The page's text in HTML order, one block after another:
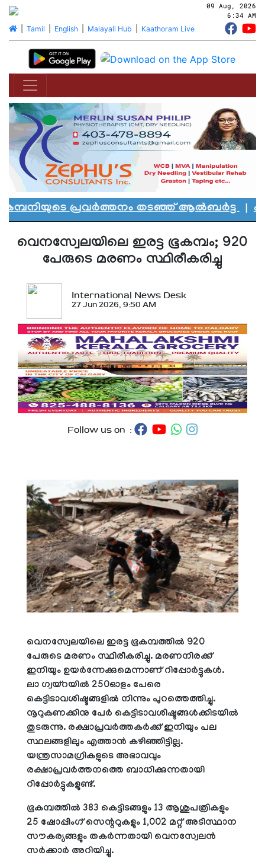
09 Aug, 2026
6:34 AM
| Tamil English| Malayali Hub Kaathoram Live
പ്രവർത്തനം തടഞ്ഞ് ആൽബർട്ട|
വെനസ്വേലയിലെ ഇരട്ട ഭൂകമ്പം; 920
പേരുടെ മരണം സ്ഥിരീകരിച്ചു
International News Desk
27 Jun 2026, 9:50 AM
Follow us on :
വെനസ്വേലയിലെ ഇരട്ട ഭൂകമ്പത്തില്‍ 920
പേരുടെ മരണം സ്ഥിരീകരിച്ചു. മരണനിരക്ക്
ഇനിയും ഉയര്‍ന്നേക്കുമെന്നാണ് റിപ്പോര്‍ട്ടുകള്‍.
ലാ ഗ്വയ്റയില്‍ 250ഓളം പേരെ
കെട്ടിടാവശിഷ്ടങ്ങളില്‍ നിന്നും പുറത്തെത്തിച്ചു.
നൂറുകണക്കിനു പേര്‍ കെട്ടിടാവശിഷ്ടങ്ങള്‍ക്കിടയില്‍
തുടരുന്നു. രക്ഷാപ്രവര്‍ത്തകര്‍ക്ക് ഇനിയും പല
സ്ഥലങ്ങളിലും എത്താന്‍ കഴിഞ്ഞിട്ടില്ല.
യന്ത്രസാമഗ്രികളുടെ അഭാവവും
രക്ഷാപ്രവര്‍ത്തനത്തെ ബാധിക്കുന്നതായി
റിപ്പോര്‍ട്ടുകളുണ്ട്.
ഭൂകമ്പത്തില്‍ 383 കെട്ടിടങ്ങളും 13 ആശുപത്രികളും
25 ഷോപ്പിംഗ് സെന്ററുകളും 1,002 മറ്റ് അടിസ്ഥാന
സൗകര്യങ്ങളും തകര്‍ന്നതായി വെനസ്വേലന്‍
സര്‍ക്കാര്‍ അറിയിച്ചു.